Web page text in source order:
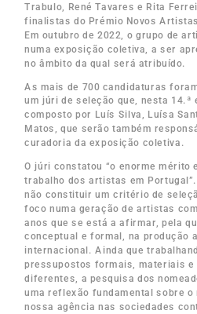
Trabulo, René Tavares e Rita
finalistas do Prémio Novos Artistas
Em outubro de 2022, o grupo de
numa exposição coletiva, a ser
no âmbito da qual será atribuído.
As mais de 700 candidaturas
um júri de seleção que, nesta 14.ª
composto por Luís Silva, Luísa
Matos, que serão também
curadoria da exposição coletiva.
O júri constatou “o enorme mérito
trabalho dos artistas em
não constituir um critério de
foco numa geração de artistas
anos que se está a afirmar, pela
conceptual e formal, na produção
internacional. Ainda que
pressupostos formais, materiais e
diferentes, a pesquisa dos
uma reflexão fundamental sobre o
nossa agência nas sociedades